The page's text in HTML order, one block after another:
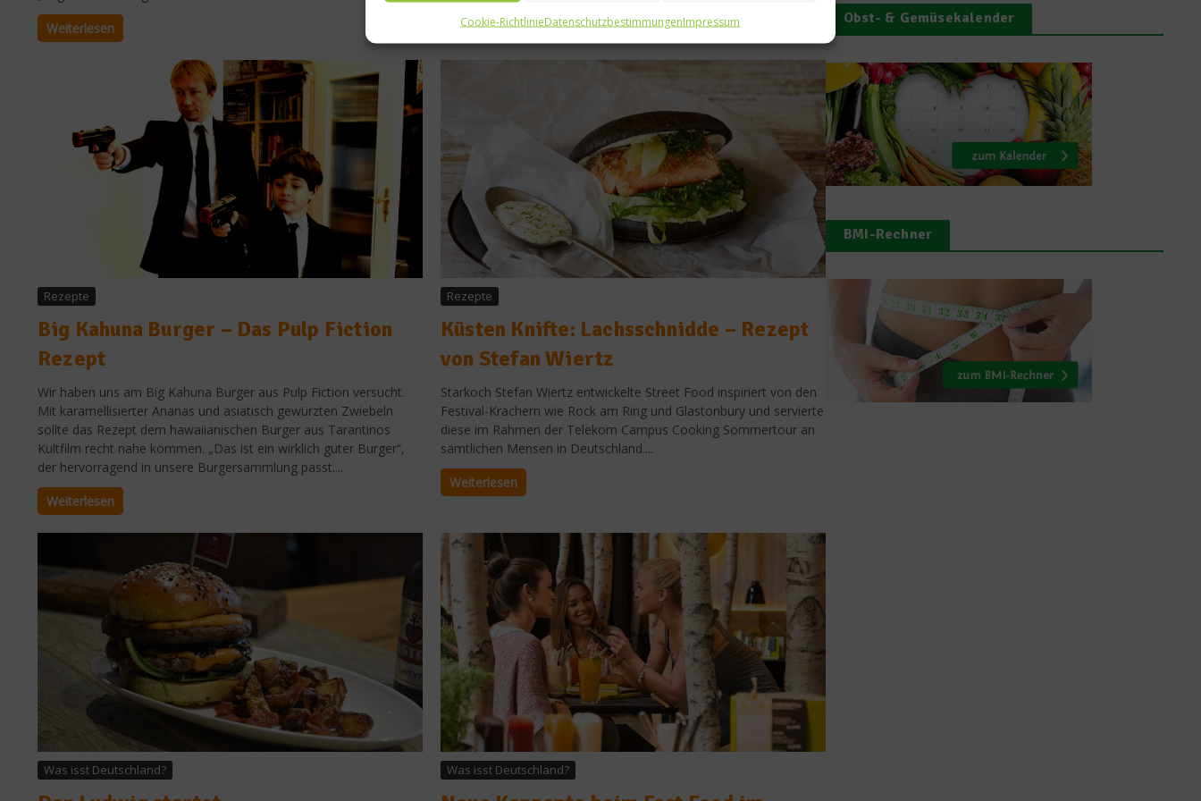
Cookie-RichtlinieDatenschutzbestimmungenImpressum
Weiterlesen
Rezepte
Big Kahuna Burger – Das Pulp Fiction
Rezept
Wir haben uns am Big Kahuna Burger aus Pulp Fiction versucht.
Mit karamellisierter Ananas und asiatisch gewürzten Zwiebeln
sollte das Rezept dem hawaiianischen Burger aus Tarantinos
Kultfilm recht nahe kommen. „Das ist ein wirklich guter Burger“,
der hervorragend in unsere Burgersammlung passt....
Weiterlesen
Rezepte
Küsten Knifte: Lachsschnidde – Rezept
von Stefan Wiertz
Starkoch Stefan Wiertz entwickelte Street Food inspiriert von den
Festival-Krachern wie Rock am Ring und Glastonbury und servierte
diese im Rahmen der Telekom Campus Cooking Sommertour an
sämtlichen Mensen in Deutschland....
Weiterlesen
Was isst Deutschland? Was isst Deutschland?
Obst- & Gemüsekalender
BMI-Rechner